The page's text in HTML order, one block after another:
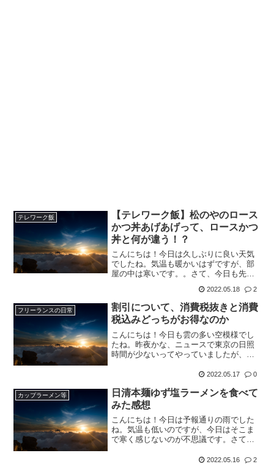
テレワーク飯
【テレワーク飯】松のやのロース
かつ丼あげあげって、ロースかつ
丼と何が違う！？
こんにちは！今日は久しぶりに良い天気
でしたね。気温も暖かいはずですが、部
屋の中は寒いです。。さて、今日も先週
先週は妻が先に『あれが食べたい♪』って
希望を伝えてきたので警戒していたので
すが、今日は家に何か食...
2022.05.18 2
フリーランスの日常
割引について、消費税抜きと消費
税込みどっちがお得なのか
こんにちは！今日も雲の多い空模様でし
たね。昨夜かな、ニュースで東京の日照
時間が少ないってやっていましたが、五
ね。さて、先日新しいお店がオープンし
そのお店の広告は我が家に...
2022.05.17 0
カップラーメン等
日清本麺ゆず塩ラーメンを食べて
みた感想
こんにちは！今日は予報通りの雨でした
ね。気温も低いのですが、今日はそこま
で寒く感じないのが不思議です。さて、
ーメンシリーズです♪こちら、以前、この
2022.05.16 2